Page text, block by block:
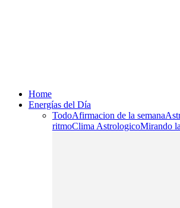
Home
Energías del Día
TodoAfirmacion de la semana
ritmoClima AstrologicoMirando